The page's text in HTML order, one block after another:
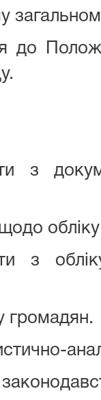
до
з
з
громадян.